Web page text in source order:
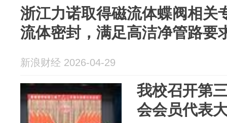
浙江力诺取得磁流体蝶阀相关
流体密封，满足高洁净管路要
新浪财经 2026-04-29
我校召开第
会会员代表